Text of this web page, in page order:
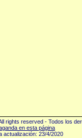
rights reserved - Todos los
en esta página
actualización: 23/4/2020